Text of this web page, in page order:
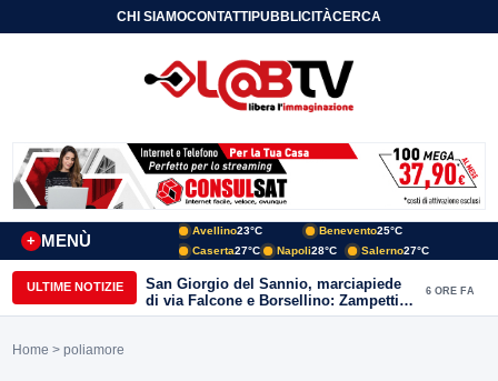
CHI SIAMOCONTATTIPUBBLICITÀCERCA
MENÙ
+
Avellino23°C Benevento25°C
Caserta27°C Napoli28°C Salerno27°C
ULTIME NOTIZIE
San Giorgio del Sannio, marciapiede
di via Falcone e Borsellino: Zampetti e
Lombardi replicano alle polemiche
6 ORE FA
Home > poliamore